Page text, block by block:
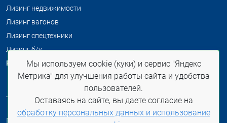
Лизинг недвижимости
Лизинг вагонов
Лизинг спецтехники
Лизинг б/у
Распродажа б/у
Политика конфиденциальности
Мы используем cookie (куки) и сервис "Яндекс
Метрика" для улучшения работы сайта и удобства
пользователей.
Оставаясь на сайте, вы даете согласие на
обработку персональных данных и использование